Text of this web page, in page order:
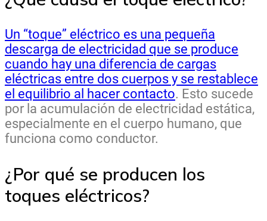
Un “toque” eléctrico es una pequeña
descarga de electricidad que se produce
cuando hay una diferencia de cargas
eléctricas entre dos cuerpos y se restablece
el equilibrio al hacer contacto. Esto sucede
por la acumulación de electricidad estática,
especialmente en el cuerpo humano, que
funciona como conductor.
¿Por qué se producen los
toques eléctricos?